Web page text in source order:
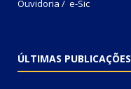
Ouvidoria / e-Sic
ÚLTIMAS PUBLICAÇÕES